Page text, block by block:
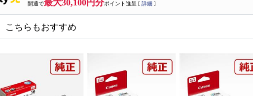
開通で最大30,100円分ポイント進呈 [ 詳細 ]
こちらもおすすめ